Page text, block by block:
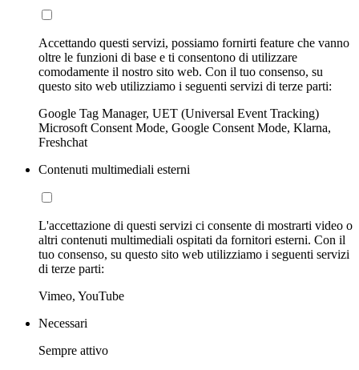
Accettando questi servizi, possiamo fornirti feature che vanno
oltre le funzioni di base e ti consentono di utilizzare
comodamente il nostro sito web. Con il tuo consenso, su
questo sito web utilizziamo i seguenti servizi di terze parti:
Google Tag Manager, UET (Universal Event Tracking)
Microsoft Consent Mode, Google Consent Mode, Klarna,
Freshchat
Contenuti multimediali esterni
L'accettazione di questi servizi ci consente di mostrarti video o
altri contenuti multimediali ospitati da fornitori esterni. Con il
tuo consenso, su questo sito web utilizziamo i seguenti servizi
di terze parti:
Vimeo, YouTube
Necessari
Sempre attivo